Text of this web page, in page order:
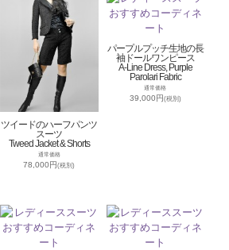
ツイードのハーフパンツ
スーツ
Tweed Jacket & Shorts
通常価格
78,000円(税別)
パープルプッチ生地の長
袖ドールワンピース
A-Line Dress, Purple
Parolari Fabric
通常価格
39,000円(税別)